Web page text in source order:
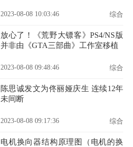
2023-08-08 10:03:46 综合
放心了！《荒野大镖客》PS4/NS版
并非由《GTA三部曲》工作室移植
2023-08-08 09:48:46 综合
陈思诚发文为佟丽娅庆生 连续12年
未间断
2023-08-08 09:17:36 综合
电机换向器结构原理图（电机的换